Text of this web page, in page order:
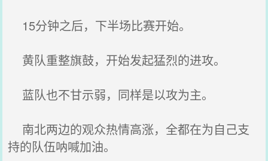
15分钟之后，下半场比赛开始。
黄队重整旗鼓，开始发起猛烈的进攻。
蓝队也不甘示弱，同样是以攻为主。
南北两边的观众热情高涨，全都在为自己支
持的队伍呐喊加油。